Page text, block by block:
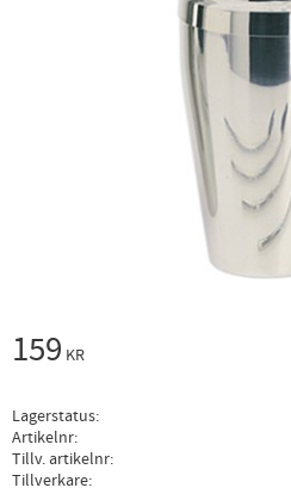
159 KR
Lagerstatus
Artikelnr
Tillv. artikelnr
Tillverkare